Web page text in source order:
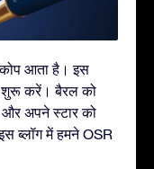
आता है। इस
शुरू करें। बैरल को
अपने स्टार को
ब्लॉग में हमने OSR